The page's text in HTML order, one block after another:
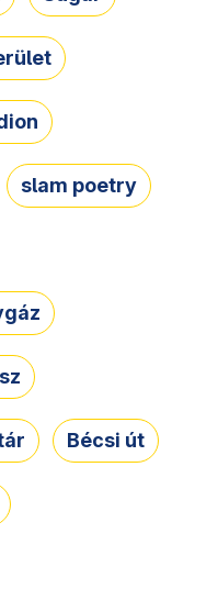
slam poetry
Bécsi út